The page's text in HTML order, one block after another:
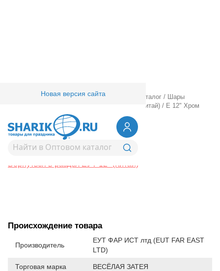
Новая версия сайта
Товары для праздника/ Оптовый каталог /
Шары
ЕУТ 12" (Китай) / Е 12" Хром
1102-1819Е 12" Хром Purple
Вернуться в раздел ЕУТ 12" (Китай)
Происхождение товара
Производитель
ЕУТ ФАР ИСТ лтд (EUT FAR EAST
LTD)
Торговая марка ВЕСЁЛАЯ ЗАТЕЯ